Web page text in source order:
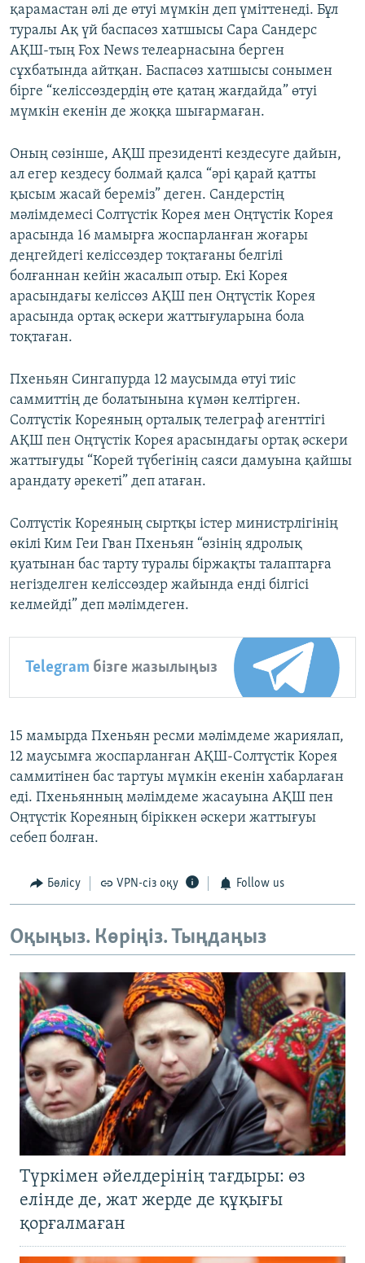
қарамастан әлі де өтуі мүмкін деп үміттенеді. Бұл
туралы Ақ үй баспасөз хатшысы Сара Сандерс
АҚШ-тың Fox News телеарнасына берген
сұхбатында айтқан. Баспасөз хатшысы сонымен
бірге “келіссөздердің өте қатаң жағдайда” өтуі
мүмкін екенін де жоққа шығармаған.
Оның сөзінше, АҚШ президенті кездесуге дайын,
ал егер кездесу болмай қалса “әрі қарай қатты
қысым жасай береміз” деген. Сандерстің
мәлімдемесі Солтүстік Корея мен Оңтүстік Корея
арасында 16 мамырға жоспарланған жоғары
деңгейдегі келіссөздер тоқтағаны белгілі
болғаннан кейін жасалып отыр. Екі Корея
арасындағы келіссөз АҚШ пен Оңтүстік Корея
арасында ортақ әскери жаттығуларына бола
тоқтаған.
Пхеньян Сингапурда 12 маусымда өтуі тиіс
саммиттің де болатынына күмән келтірген.
Солтүстік Кореяның орталық телеграф агенттігі
АҚШ пен Оңтүстік Корея арасындағы ортақ әскери
жаттығуды “Корей түбегінің саяси дамуына қайшы
арандату әрекеті” деп атаған.
Солтүстік Кореяның сыртқы істер министрлігінің
өкілі Ким Геи Гван Пхеньян “өзінің ядролық
қуатынан бас тарту туралы біржақты талаптарға
негізделген келіссөздер жайында енді білгісі
келмейді” деп мәлімдеген.
Telegram бізге жазылыңыз
15 мамырда Пхеньян ресми мәлімдеме жариялап,
12 маусымға жоспарланған АҚШ-Солтүстік Корея
саммитінен бас тартуы мүмкін екенін хабарлаған
еді. Пхеньянның мәлімдеме жасауына АҚШ пен
Оңтүстік Кореяның біріккен әскери жаттығуы
себеп болған.
Бөлісу VPN-сіз оқу Follow us
Оқыңыз. Көріңіз. Тыңдаңыз
Түркімен әйелдерінің тағдыры: өз
елінде де, жат жерде де құқығы
қорғалмаған